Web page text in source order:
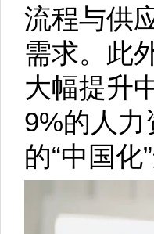
流程与供
需求。此
大幅提升
9%的人
的“中国化